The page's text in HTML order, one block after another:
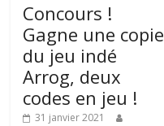
Concours !
Gagne une copie
du jeu indé
Arrog, deux
codes en jeu !
31 janvier 2021